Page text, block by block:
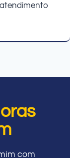
com